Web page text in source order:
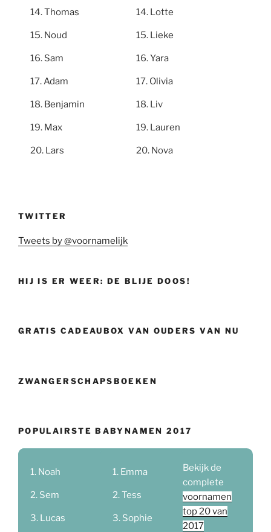
Thomas
Noud
Sam
Adam
Benjamin
Max
Lars
Lotte
Lieke
Yara
Olivia
Liv
Lauren
Nova
TWITTER
Tweets by @voornamelijk
HIJ IS ER WEER: DE BLIJE DOOS!
GRATIS CADEAUBOX VAN OUDERS VAN NU
ZWANGERSCHAPSBOEKEN
POPULAIRSTE BABYNAMEN 2017
Noah
Sem
Lucas
Emma
Tess
Sophie
Bekijk de
complete
voornamen
top 20 van
2017